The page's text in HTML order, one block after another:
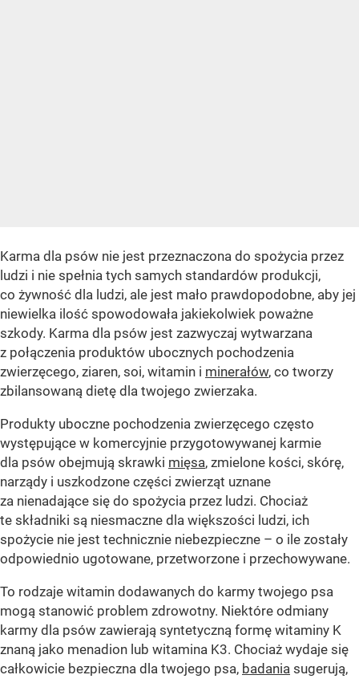
Karma dla psów nie jest przeznaczona do spożycia przez
ludzi i nie spełnia tych samych standardów produkcji,
co żywność dla ludzi, ale jest mało prawdopodobne, aby jej
niewielka ilość spowodowała jakiekolwiek poważne
szkody. Karma dla psów jest zazwyczaj wytwarzana
z połączenia produktów ubocznych pochodzenia
zwierzęcego, ziaren, soi, witamin i minerałów, co tworzy
zbilansowaną dietę dla twojego zwierzaka.
Produkty uboczne pochodzenia zwierzęcego często
występujące w komercyjnie przygotowywanej karmie
dla psów obejmują skrawki mięsa, zmielone kości, skórę,
narządy i uszkodzone części zwierząt uznane
za nienadające się do spożycia przez ludzi. Chociaż
te składniki są niesmaczne dla większości ludzi, ich
spożycie nie jest technicznie niebezpieczne – o ile zostały
odpowiednio ugotowane, przetworzone i przechowywane.
To rodzaje witamin dodawanych do karmy twojego psa
mogą stanowić problem zdrowotny. Niektóre odmiany
karmy dla psów zawierają syntetyczną formę witaminy K
znaną jako menadion lub witamina K3. Chociaż wydaje się
całkowicie bezpieczna dla twojego psa, badania sugerują,